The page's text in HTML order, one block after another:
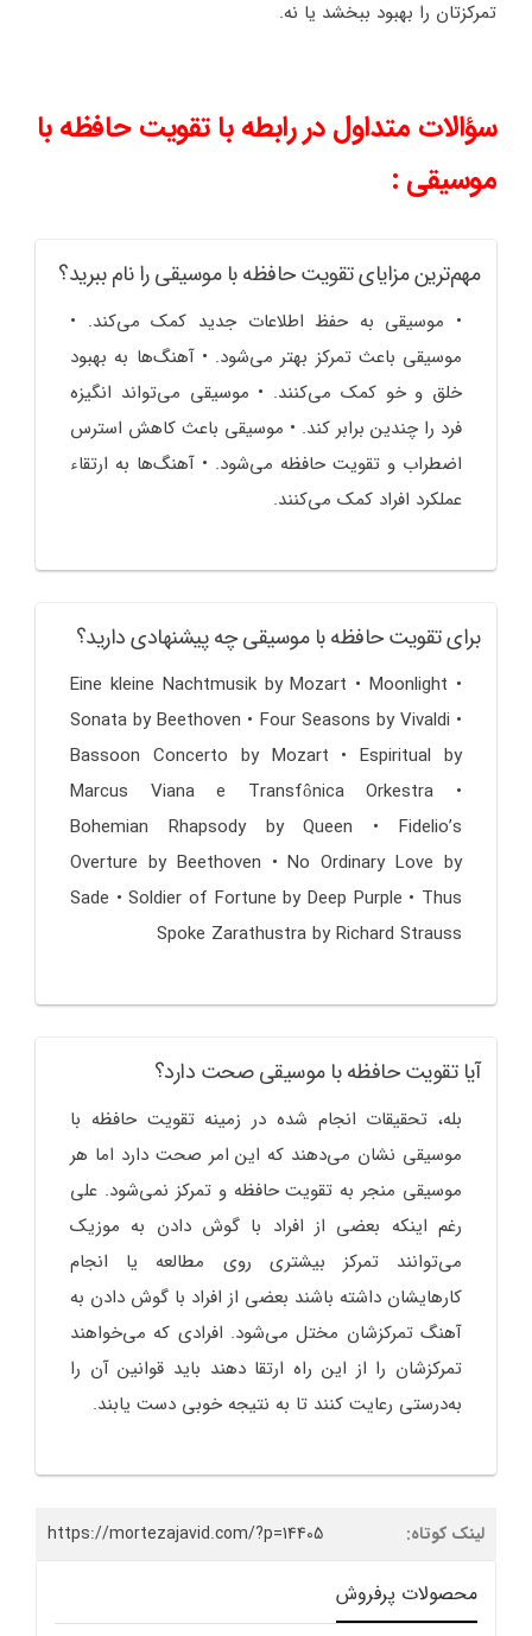
تمرکزتان را بهبود ببخشد یا نه.
سؤالات متداول در رابطه با تقویت حافظه با
موسیقی :
مهم‌ترین مزایای تقویت حافظه با موسیقی را نام ببرید؟
• موسیقی به حفظ اطلاعات جدید کمک می‌کند. •
موسیقی باعث تمرکز بهتر می‌شود. • آهنگ‌ها به بهبود
خلق و خو کمک می‌کنند. • موسیقی می‌تواند انگیزه
فرد را چندین برابر کند. • موسیقی باعث کاهش استرس
اضطراب و تقویت حافظه می‌شود. • آهنگ‌ها به ارتقاء
عملکرد افراد کمک می‌کنند.
برای تقویت حافظه با موسیقی چه پیشنهادی دارید؟
• Eine kleine Nachtmusik by Mozart • Moonlight
Sonata by Beethoven • Four Seasons by Vivaldi •
Bassoon Concerto by Mozart • Espiritual by
Marcus Viana e Transfônica Orkestra •
Bohemian Rhapsody by Queen • Fidelio’s
Overture by Beethoven • No Ordinary Love by
Sade • Soldier of Fortune by Deep Purple • Thus
Spoke Zarathustra by Richard Strauss
آیا تقویت حافظه با موسیقی صحت دارد؟
بله، تحقیقات انجام شده در زمینه تقویت حافظه با
موسیقی نشان می‌دهند که این امر صحت دارد اما هر
موسیقی منجر به تقویت حافظه و تمرکز نمی‌شود. علی
رغم اینکه بعضی از افراد با گوش دادن به موزیک
می‌توانند تمرکز بیشتری روی مطالعه یا انجام
کارهایشان داشته باشند بعضی از افراد با گوش دادن به
آهنگ تمرکزشان مختل می‌شود. افرادی که می‌خواهند
تمرکزشان را از این راه ارتقا دهند باید قوانین آن را
به‌درستی رعایت کنند تا به نتیجه خوبی دست یابند.
لینک کوتاه: https://mortezajavid.com/?p=14405
محصولات پرفروش